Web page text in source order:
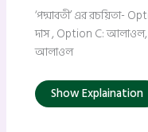
‘পদ্মাবতী’ এর রচয়িতা-
দাস , Option C:
আলাওল
Show Explaination